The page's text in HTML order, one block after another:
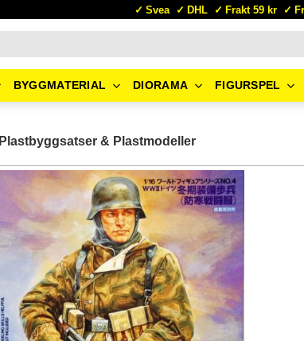
Svea DHL Frakt 59 kr
BYGGMATERIAL DIORAMA FIGURSPEL
Plastbyggsatser & Plastmodeller